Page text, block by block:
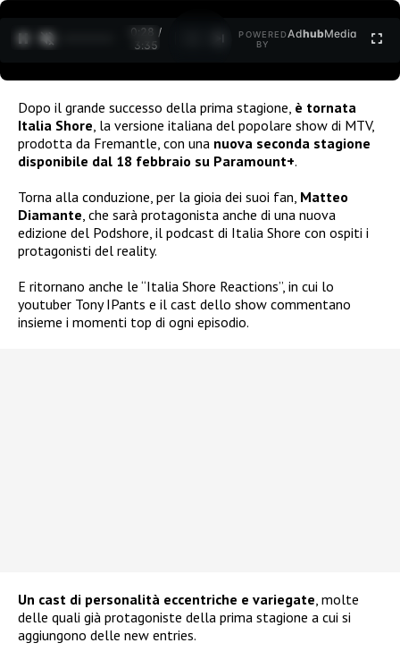
0:29 /
3:35
POWERED
BY
AdhubMedia
Dopo il grande successo della prima stagione, è tornata
Italia Shore , la versione italiana del popolare show di MTV,
prodotta da Fremantle, con una nuova seconda stagione
disponibile dal 18 febbraio su Paramount+.
Torna alla conduzione, per la gioia dei suoi fan, Matteo
Diamante , che sarà protagonista anche di una nuova
edizione del Podshore, il podcast di Italia Shore con ospiti i
protagonisti del reality.
E ritornano anche le “Italia Shore Reactions”, in cui lo
youtuber Tony IPants e il cast dello show commentano
insieme i momenti top di ogni episodio.
Un cast di personalità eccentriche e variegate , molte
delle quali già protagoniste della prima stagione a cui si
aggiungono delle new entries.